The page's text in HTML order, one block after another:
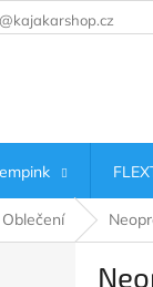
Oblečení